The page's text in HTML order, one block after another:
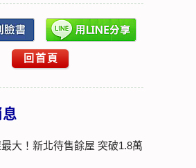
回首頁
大！新北待售餘屋 突破1.8萬